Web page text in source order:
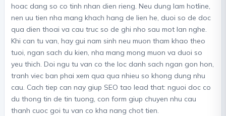
hoac dang so co tinh nhan dien rieng. Neu dung lam hotline,
nen uu tien nha mang khach hang de lien he, duoi so de doc
qua dien thoai va cau truc so de ghi nho sau mot lan nghe.
Khi can tu van, hay gui nam sinh neu muon tham khao theo
tuoi, ngan sach du kien, nha mang mong muon va duoi so
yeu thich. Doi ngu tu van co the loc danh sach ngan gon hon,
tranh viec ban phai xem qua qua nhieu so khong dung nhu
cau. Cach tiep can nay giup SEO tao lead that: nguoi doc co
du thong tin de tin tuong, con form giup chuyen nhu cau
thanh cuoc goi tu van co kha nang chot tien.